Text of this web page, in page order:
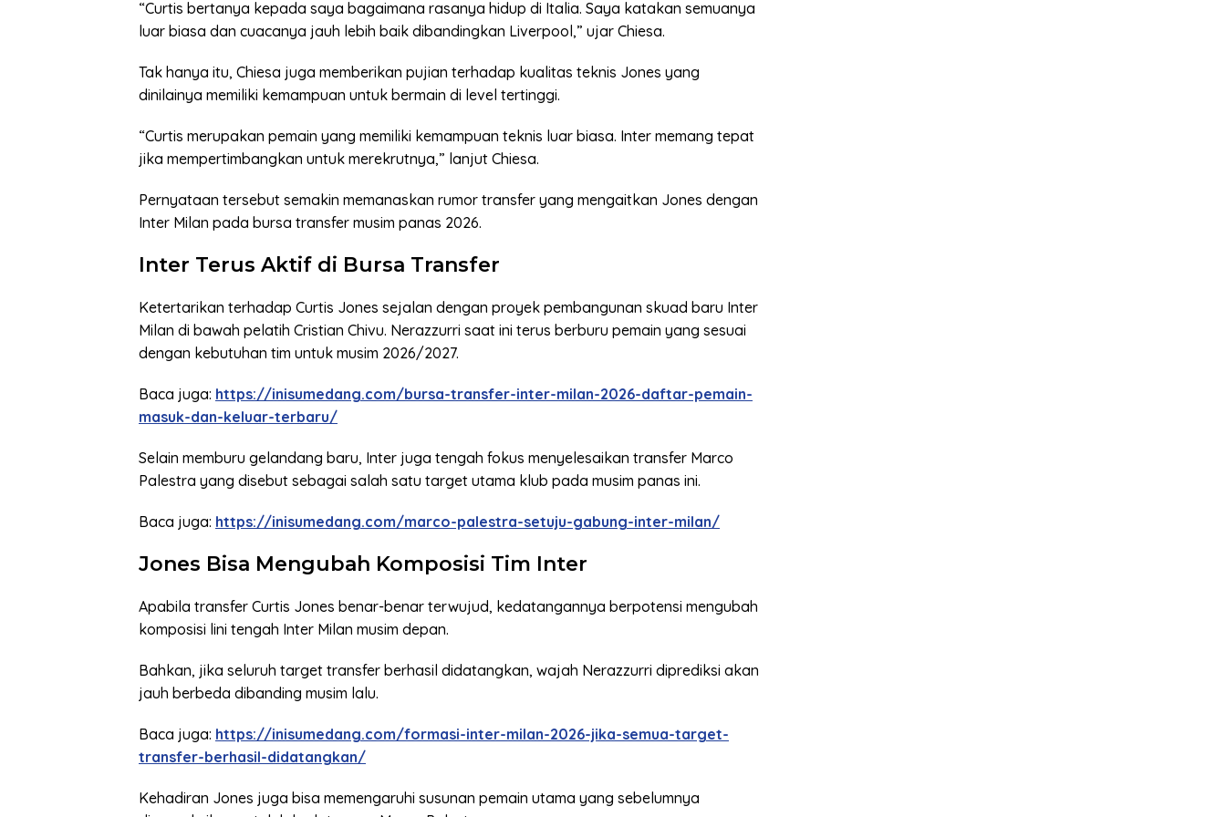
“Curtis bertanya kepada saya bagaimana rasanya hidup di Italia. Saya katakan semuanya
luar biasa dan cuacanya jauh lebih baik dibandingkan Liverpool,” ujar Chiesa.
Tak hanya itu, Chiesa juga memberikan pujian terhadap kualitas teknis Jones yang
dinilainya memiliki kemampuan untuk bermain di level tertinggi.
“Curtis merupakan pemain yang memiliki kemampuan teknis luar biasa. Inter memang tepat
jika mempertimbangkan untuk merekrutnya,” lanjut Chiesa.
Pernyataan tersebut semakin memanaskan rumor transfer yang mengaitkan Jones dengan
Inter Milan pada bursa transfer musim panas 2026.
Inter Terus Aktif di Bursa Transfer
Ketertarikan terhadap Curtis Jones sejalan dengan proyek pembangunan skuad baru Inter
Milan di bawah pelatih Cristian Chivu. Nerazzurri saat ini terus berburu pemain yang sesuai
dengan kebutuhan tim untuk musim 2026/2027.
Baca juga: https://inisumedang.com/bursa-transfer-inter-milan-2026-daftar-pemain-
masuk-dan-keluar-terbaru/
Selain memburu gelandang baru, Inter juga tengah fokus menyelesaikan transfer Marco
Palestra yang disebut sebagai salah satu target utama klub pada musim panas ini.
Baca juga: https://inisumedang.com/marco-palestra-setuju-gabung-inter-milan/
Jones Bisa Mengubah Komposisi Tim Inter
Apabila transfer Curtis Jones benar-benar terwujud, kedatangannya berpotensi mengubah
komposisi lini tengah Inter Milan musim depan.
Bahkan, jika seluruh target transfer berhasil didatangkan, wajah Nerazzurri diprediksi akan
jauh berbeda dibanding musim lalu.
Baca juga: https://inisumedang.com/formasi-inter-milan-2026-jika-semua-target-
transfer-berhasil-didatangkan/
Kehadiran Jones juga bisa memengaruhi susunan pemain utama yang sebelumnya